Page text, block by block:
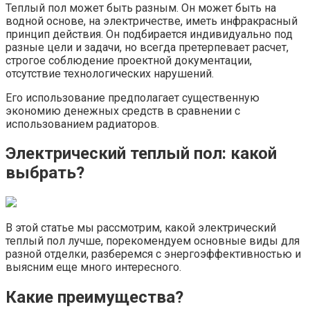
Теплый пол может быть разным. Он может быть на
водной основе, на электричестве, иметь инфракрасный
принцип действия. Он подбирается индивидуально под
разные цели и задачи, но всегда претерпевает расчет,
строгое соблюдение проектной документации,
отсутствие технологических нарушений.
Его использование предполагает существенную
экономию денежных средств в сравнении с
использованием радиаторов.
Электрический теплый пол: какой
выбрать?
В этой статье мы рассмотрим, какой электрический
теплый пол лучше, порекомендуем основные виды для
разной отделки, разберемся с энергоэффективностью и
выясним еще много интересного.
Какие преимущества?